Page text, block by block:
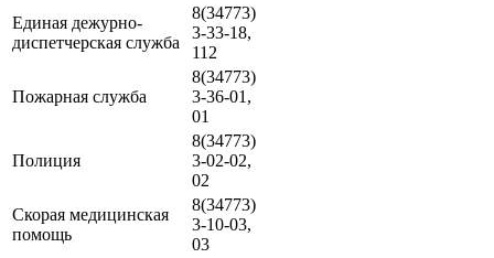
Единая дежурно-
диспетчерская служба
8(34773)
3-33-18,
112
Пожарная служба
8(34773)
3-36-01,
01
Полиция
8(34773)
3-02-02,
02
Скорая медицинская
помощь
8(34773)
3-10-03,
03